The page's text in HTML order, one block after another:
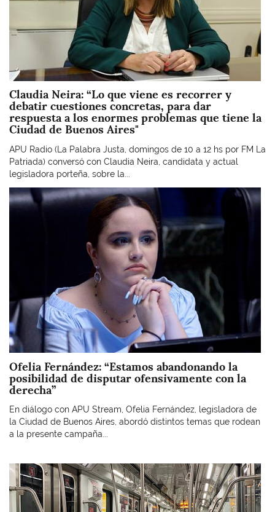
Claudia Neira: “Lo que viene es recorrer y
debatir cuestiones concretas, para dar
respuesta a los enormes problemas que tiene la
Ciudad de Buenos Aires"
APU Radio (La Palabra Justa, domingos de 10 a 12 hs por FM La
Patriada) conversó con Claudia Neira, candidata y actual
legisladora porteña, sobre la...
Imagen
Ofelia Fernández: “Estamos abandonando la
posibilidad de disputar ofensivamente con la
derecha”
En diálogo con APU Stream, Ofelia Fernández, legisladora de
la Ciudad de Buenos Aires, abordó distintos temas que rodean
a la presente campaña...
Imagen